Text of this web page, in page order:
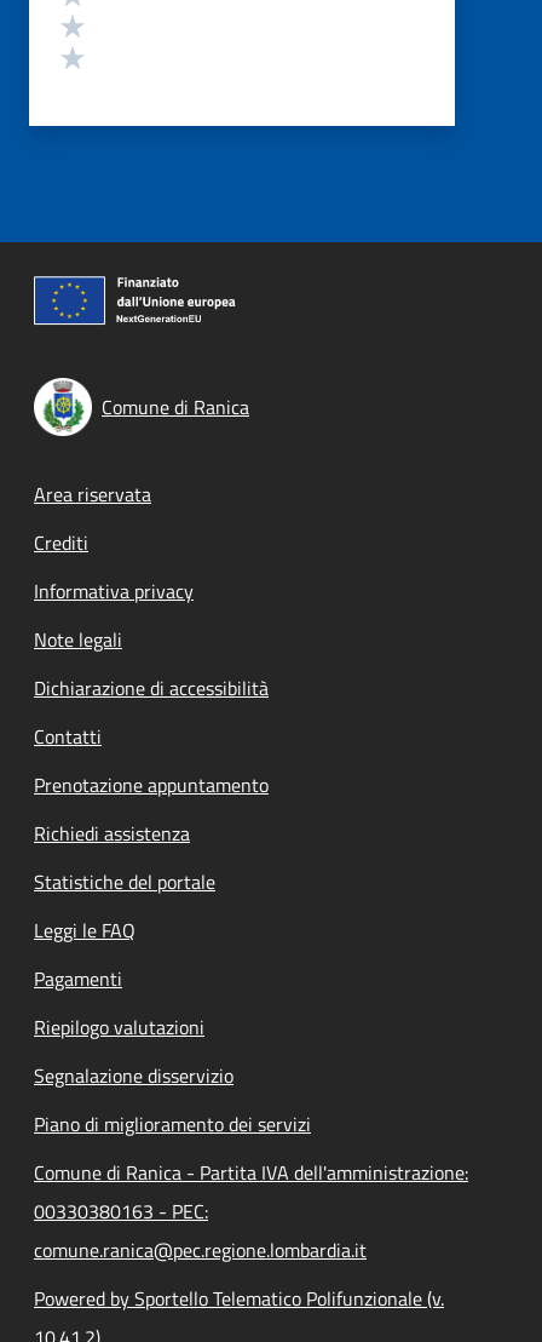
Comune di Ranica
Footer menu
Area riservata
Crediti
Informativa privacy
Note legali
Dichiarazione di accessibilità
Contatti
Prenotazione appuntamento
Richiedi assistenza
Statistiche del portale
Leggi le FAQ
Pagamenti
Riepilogo valutazioni
Segnalazione disservizio
Piano di miglioramento dei servizi
Comune di Ranica - Partita IVA dell'amministrazione:
00330380163 - PEC:
comune.ranica@pec.regione.lombardia.it
Powered by Sportello Telematico Polifunzionale (v.